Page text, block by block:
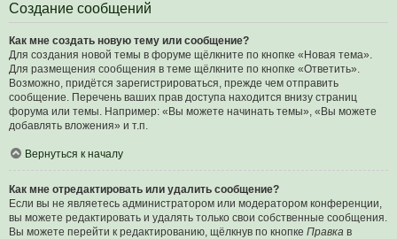
Создание сообщений
Как мне создать новую тему или сообщение?
Для создания новой темы в форуме щёлкните по кнопке «Новая тема».
Для размещения сообщения в теме щёлкните по кнопке «Ответить».
Возможно, придётся зарегистрироваться, прежде чем отправить
сообщение. Перечень ваших прав доступа находится внизу страниц
форума или темы. Например: «Вы можете начинать темы», «Вы можете
добавлять вложения» и т.п.
Вернуться к началу
Как мне отредактировать или удалить сообщение?
Если вы не являетесь администратором или модератором конференции,
вы можете редактировать и удалять только свои собственные сообщения.
Вы можете перейти к редактированию, щёлкнув по кнопке Правка в